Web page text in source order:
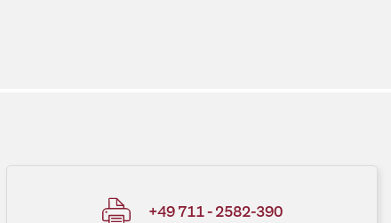
+49 711 - 2582-390